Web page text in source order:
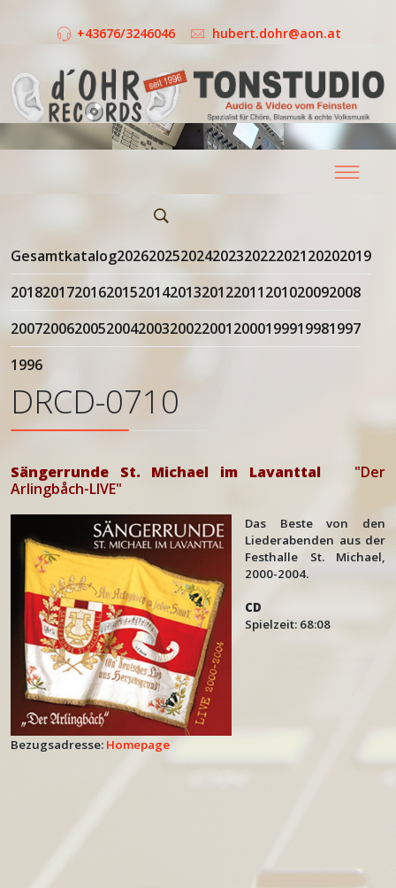
+43676/3246046 hubert.dohr@aon.at
Gesamtkatalog20262025202420232022202120202019
20182017201620152014201320122011201020092008
20072006200520042003200220012000199919981997
1996
DRCD-0710
Sängerrunde St. Michael im Lavanttal "Der
Arlingbåch-LIVE"
Das Beste von den
Liederabenden aus der
Festhalle St. Michael,
2000-2004.
CD
Spielzeit: 68:08
Bezugsadresse: Homepage